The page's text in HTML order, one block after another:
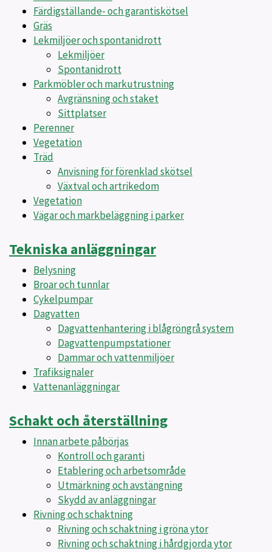
Färdigställande- och garantiskötsel
Gräs
Lekmiljöer och spontanidrott
Lekmiljöer
Spontanidrott
Parkmöbler och markutrustning
Avgränsning och staket
Sittplatser
Perenner
Vegetation
Träd
Anvisning för förenklad skötsel
Växtval och artrikedom
Vegetation
Vägar och markbeläggning i parker
Tekniska anläggningar
Belysning
Broar och tunnlar
Cykelpumpar
Dagvatten
Dagvattenhantering i blågröngrå system
Dagvattenpumpstationer
Dammar och vattenmiljöer
Trafiksignaler
Vattenanläggningar
Schakt och återställning
Innan arbete påbörjas
Kontroll och garanti
Etablering och arbetsområde
Utmärkning och avstängning
Skydd av anläggningar
Rivning och schaktning
Rivning och schaktning i gröna ytor
Rivning och schaktning i hårdgjorda ytor